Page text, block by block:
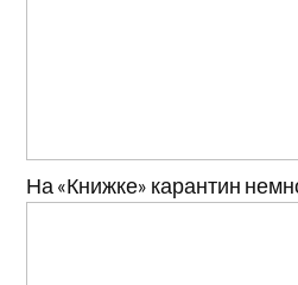
На «Книжке» карантин